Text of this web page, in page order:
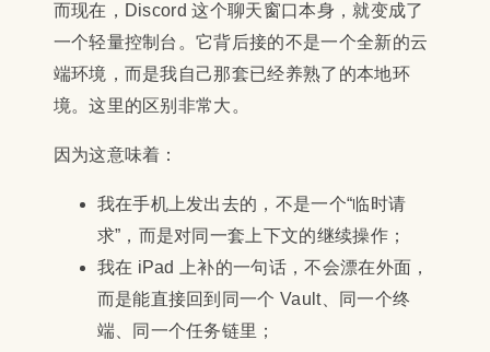
而现在，Discord 这个聊天窗口本身，就变成了
一个轻量控制台。它背后接的不是一个全新的云
端环境，而是我自己那套已经养熟了的本地环
境。这里的区别非常大。
因为这意味着：
我在手机上发出去的，不是一个“临时请
求”，而是对同一套上下文的继续操作；
我在 iPad 上补的一句话，不会漂在外面，
而是能直接回到同一个 Vault、同一个终
端、同一个任务链里；